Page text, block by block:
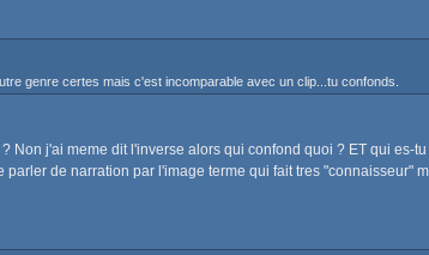
genre certes mais c'est incomparable avec un clip...tu confonds.
j'ai meme dit l'inverse alors qui confond quoi ? ET qui es-
de narration par l'image terme qui fait tres "connaisseur"